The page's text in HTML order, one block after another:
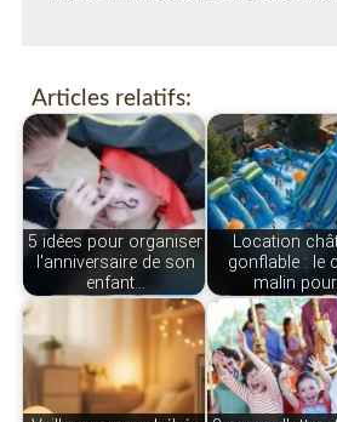
Articles relatifs:
5 idées pour organiser
l'anniversaire de son
enfant…
Location
gonflable : le
malin